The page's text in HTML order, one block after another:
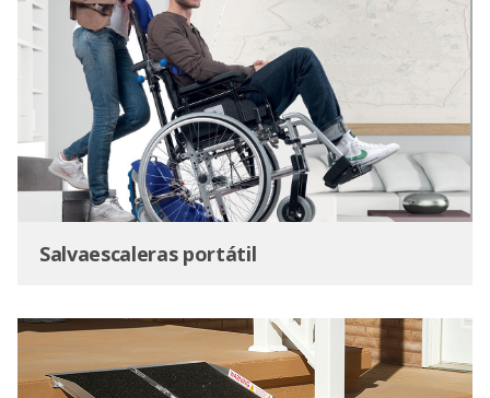
Salvaescaleras portátil